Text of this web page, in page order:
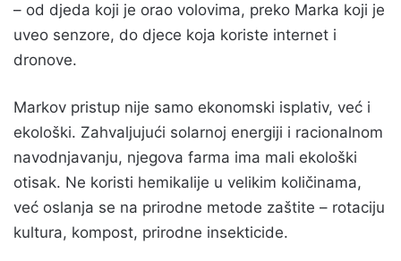
– od djeda koji je orao volovima, preko Marka koji je
uveo senzore, do djece koja koriste internet i
dronove.
Markov pristup nije samo ekonomski isplativ, već i
ekološki. Zahvaljujući solarnoj energiji i racionalnom
navodnjavanju, njegova farma ima mali ekološki
otisak. Ne koristi hemikalije u velikim količinama,
već oslanja se na prirodne metode zaštite – rotaciju
kultura, kompost, prirodne insekticide.